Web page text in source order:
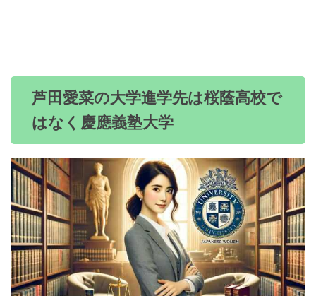
芦田愛菜の大学進学先は桜蔭高校で
はなく慶應義塾大学